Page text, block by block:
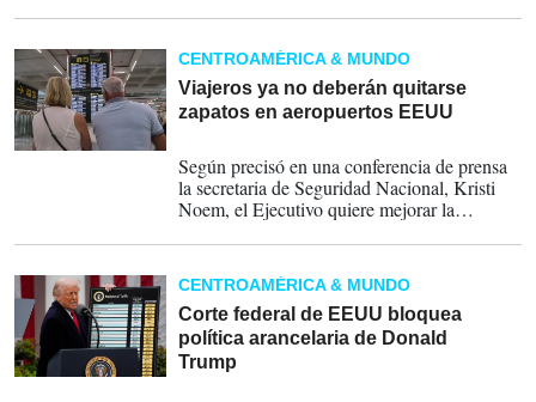
de las negociaciones comerciales con Ottawa
por una cuña publicitaria canadiense que
criticaba los aranceles con palabras de
Ronald Reagan.
CENTROAMÉRICA & MUNDO
Viajeros ya no deberán quitarse
zapatos en aeropuertos EEUU
Según precisó en una conferencia de prensa
la secretaria de Seguridad Nacional, Kristi
Noem, el Ejecutivo quiere mejorar la
estándares de seguridad" y asegurándose al
mismo tiempo de mantener a la gente segura
en sus desplazamientos aéreos.
CENTROAMÉRICA & MUNDO
Corte federal de EEUU bloquea
política arancelaria de Donald
Trump